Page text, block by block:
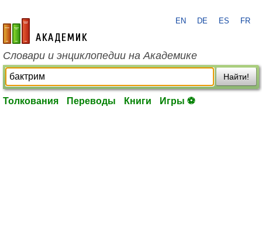
academic.ru
EN DE ES FR
Словари и энциклопедии на Академике
Найти!
Толкования Переводы Книги Игры ⚽